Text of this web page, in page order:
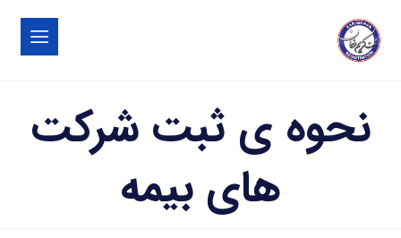
نحوه ی ثبت شرکت
های بیمه